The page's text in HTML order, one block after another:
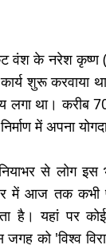
वंश के नरेश कृष्ण
कार्य शुरू करवाया
था। करीब
में अपना
से लोग
में आज तक कभी
है। यहां पर
को 'विश्व